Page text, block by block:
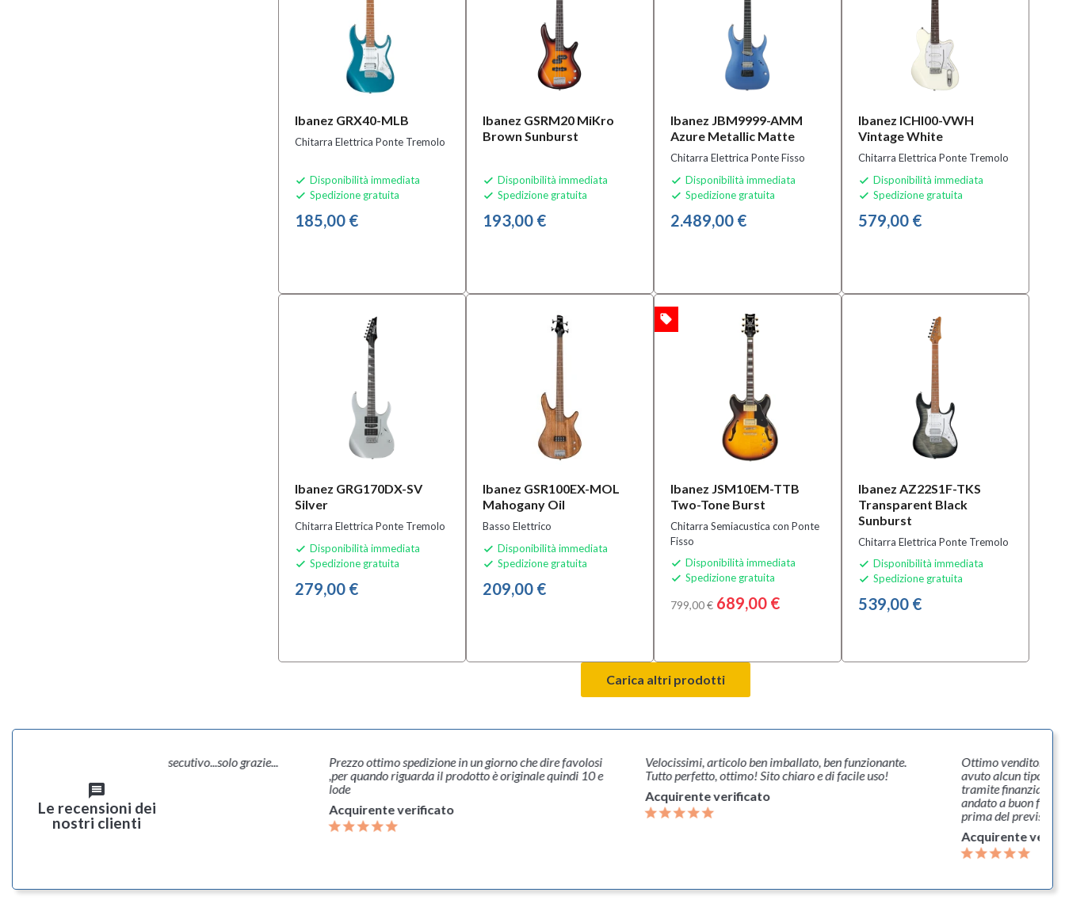
Ibanez GRX40-MLB
Chitarra Elettrica Ponte Tremolo
 Disponibilità immediata
 Spedizione gratuita
185,00 €
Ibanez GSRM20 MiKro
Brown Sunburst
 Disponibilità immediata
 Spedizione gratuita
193,00 €
Ibanez JBM9999-AMM
Azure Metallic Matte
Chitarra Elettrica Ponte Fisso
 Disponibilità immediata
 Spedizione gratuita
2.489,00 €
Ibanez ICHI00-VWH
Vintage White
Chitarra Elettrica Ponte Tremolo
 Disponibilità immediata
 Spedizione gratuita
579,00 €
Ibanez GRG170DX-SV
Silver
Chitarra Elettrica Ponte Tremolo
 Disponibilità immediata
 Spedizione gratuita
279,00 €
Ibanez GSR100EX-MOL
Mahogany Oil
Basso Elettrico
 Disponibilità immediata
 Spedizione gratuita
209,00 €
Ibanez JSM10EM-TTB
Two-Tone Burst
Chitarra Semiacustica con Ponte
Fisso
 Disponibilità immediata
 Spedizione gratuita
799,00 € 689,00 €
local_offer
Ibanez AZ22S1F-TKS
Transparent Black
Sunburst
Chitarra Elettrica Ponte Tremolo
 Disponibilità immediata
 Spedizione gratuita
539,00 €
Carica altri prodotti
message
Le recensioni dei
nostri clienti
acquisto, terzo bingo consecutivo...solo grazie...
verificato
Prezzo ottimo spedizione in un giorno che dire favolosi
,per quando riguarda il prodotto è originale quindi 10 e
Acquirente verificato
Velocissimi, articolo ben imballato, ben funzionante.
Tutto perfetto, ottimo! Sito chiaro e di facile uso!
Acquirente verificato
Ottimo venditore,
avuto alcun tipo di
tramite finanziamento
andato a buon fine, lo
prima del previsto in
Acquirente verificato